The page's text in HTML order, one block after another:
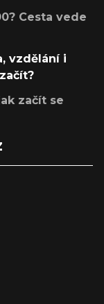
Cesta vede
vzdělání i
začít se